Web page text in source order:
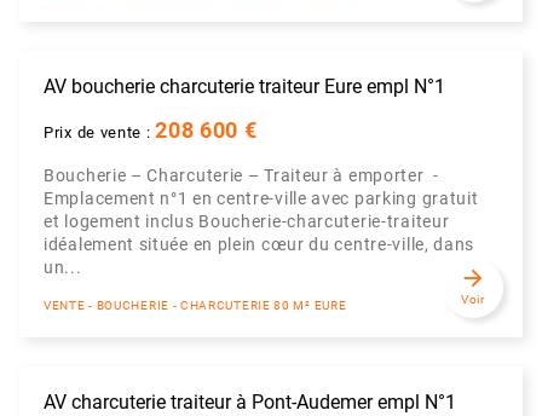
AV boucherie charcuterie traiteur Eure empl N°1
Prix de vente :208 600 €
Boucherie – Charcuterie – Traiteur à emporter -
Emplacement n°1 en centre-ville avec parking gratuit
et logement inclus Boucherie-charcuterie-traiteur
idéalement située en plein cœur du centre-ville, dans
un...
VENTE - BOUCHERIE - CHARCUTERIE 80 M² EURE
arrow_forward
Voir
AV charcuterie traiteur à Pont-Audemer empl N°1